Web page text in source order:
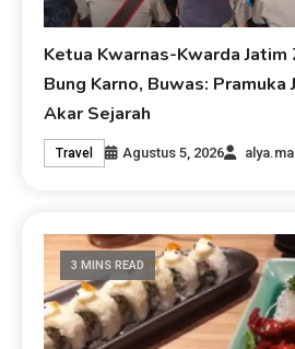
Ketua Kwarnas-Kwarda Jatim
Bung Karno, Buwas: Pramuka
Akar Sejarah
Travel Agustus 5, 2026
3 MINS READ